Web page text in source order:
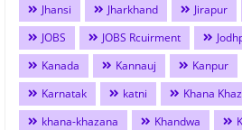
Jhansi
Jharkhand Jirapur
JOBS
JOBS Rcuirment
Kanada
Kannauj Kanpur
Karnatak
katni
Khana
khana-khazana
Khandwa